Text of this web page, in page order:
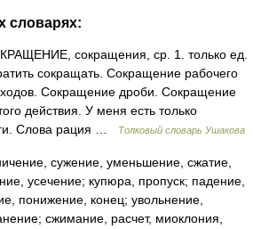
словарях:
сокращения, ср. 1. только ед.
сокращать. Сокращение рабочего
Сокращение дроби. Сокращение
действия. У меня есть только
Слова рация …
Толковый словарь Ушакова
сужение, уменьшение, сжатие,
усечение; купюра, пропуск; падение,
понижение, конец; увольнение,
сжимание, расчет, миоклония,